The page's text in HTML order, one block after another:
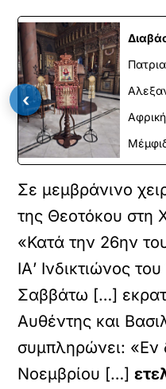
Σε μεμβράνινο
της Θεοτόκου στη
«Κατά την 26ην
ΙΑ’ Ινδικτιώνος
Σαββάτω […]
Αυθέντης και
συμπληρώνει: «Εν
Νοεμβρίου […]
‹